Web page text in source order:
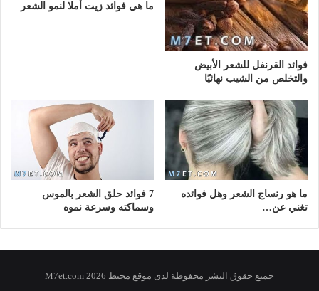
فوائد القرنفل للشعر الأبيض
والتخلص من الشيب نهائيًا
ما هي فوائد زيت أملا لنمو الشعر
ما هو رنساج الشعر وهل فوائده
تغني عن…
7 فوائد حلق الشعر بالموس
وسماكته وسرعة نموه
جميع حقوق النشر محفوظة لدى موقع محيط 2026 M7et.com